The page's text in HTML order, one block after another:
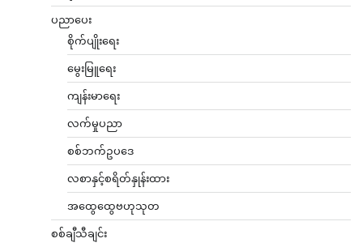
ပညာပေး
စိုက်ပျိုးရေး
မွေးမြူရေး
ကျန်းမာရေး
လက်မှုပညာ
စစ်ဘက်ဥပဒေ
လစာနှင့်စရိတ်နှုန်းထား
အထွေထွေဗဟုသုတ
စစ်ချီသီချင်း